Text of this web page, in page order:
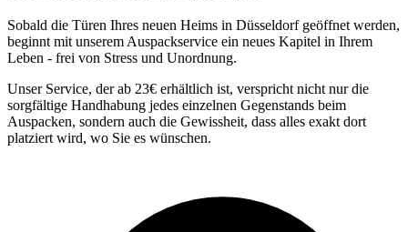
Sobald die Türen Ihres neuen Heims in Düsseldorf geöffnet werden,
beginnt mit unserem Auspackservice ein neues Kapitel in Ihrem
Leben - frei von Stress und Unordnung.
Unser Service, der ab 23€ erhältlich ist, verspricht nicht nur die
sorgfältige Handhabung jedes einzelnen Gegenstands beim
Auspacken, sondern auch die Gewissheit, dass alles exakt dort
platziert wird, wo Sie es wünschen.